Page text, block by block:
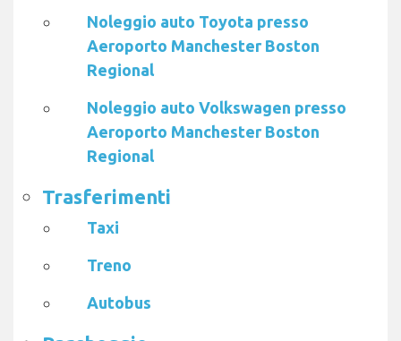
Noleggio auto Toyota presso
Aeroporto Manchester Boston
Regional
Noleggio auto Volkswagen presso
Aeroporto Manchester Boston
Regional
Trasferimenti
Taxi
Treno
Autobus